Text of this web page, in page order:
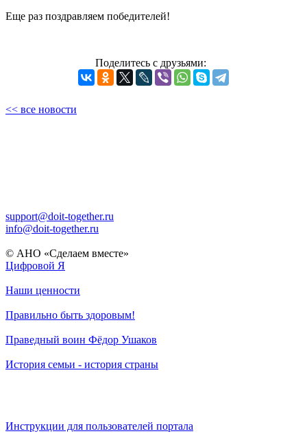
Еще раз поздравляем победителей!
Поделитесь с друзьями:
<< все новости
support@doit-together.ru
info@doit-together.ru
© АНО «Сделаем вместе»
Цифровой Я
Наши ценности
Правильно быть здоровым!
Праведный воин Фёдор Ушаков
История семьи - история страны
Инструкции для пользователей портала